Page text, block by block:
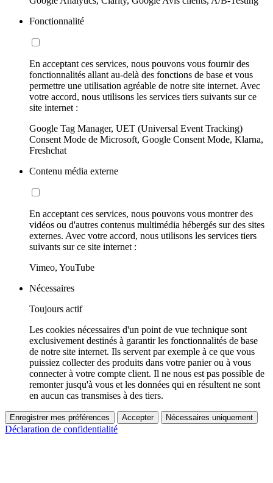
Fonctionnalité
En acceptant ces services, nous pouvons vous fournir des
fonctionnalités allant au-delà des fonctions de base et vous
permettre une utilisation agréable de notre site internet. Avec
votre accord, nous utilisons les services tiers suivants sur ce
site internet :
Google Tag Manager, UET (Universal Event Tracking)
Consent Mode de Microsoft, Google Consent Mode, Klarna,
Freshchat
Contenu média externe
En acceptant ces services, nous pouvons vous montrer des
vidéos ou d'autres contenus multimédia hébergés sur des sites
externes. Avec votre accord, nous utilisons les services tiers
suivants sur ce site internet :
Vimeo, YouTube
Nécessaires
Toujours actif
Les cookies nécessaires d'un point de vue technique sont
exclusivement destinés à garantir les fonctionnalités de base
de notre site internet. Ils servent par exemple à ce que vous
puissiez collecter des produits dans votre panier ou à vous
connecter à votre compte client. Il ne nous est pas possible de
remonter jusqu'à vous et les données qui en résultent ne sont
en aucun cas transmises à des tiers.
Enregistrer mes préférences Accepter Nécessaires uniquement
Déclaration de confidentialité